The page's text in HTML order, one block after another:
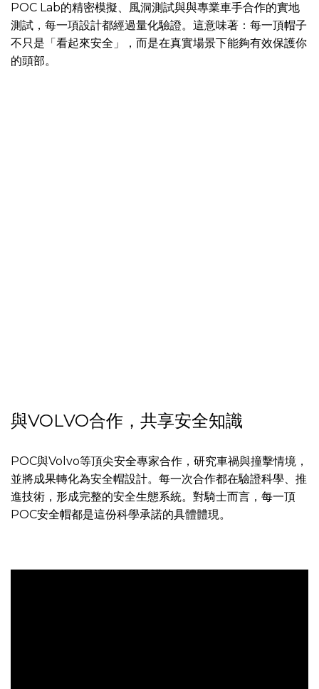
POC Lab的精密模擬、風洞測試與與專業車手合作的實地
測試，每一項設計都經過量化驗證。這意味著：每一頂帽子
不只是「看起來安全」，而是在真實場景下能夠有效保護你
的頭部。
與VOLVO合作，共享安全知識
POC與Volvo等頂尖安全專家合作，研究車禍與撞擊情境，
並將成果轉化為安全帽設計。每一次合作都在驗證科學、推
進技術，形成完整的安全生態系統。對騎士而言，每一頂
POC安全帽都是這份科學承諾的具體體現。